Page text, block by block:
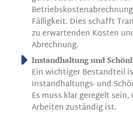
Fälligkeit. Dies schafft
zu erwartenden Kosten
Abrechnung.
Instandhaltung und
Ein wichtiger Bestandteil
Instandhaltungs- und
Es muss klar geregelt
Arbeiten zuständig ist.